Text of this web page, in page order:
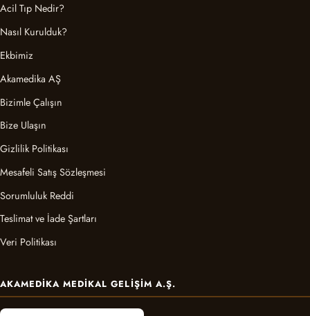
Acil Tıp Nedir?
Nasıl Kurulduk?
Ekbimiz
Akamedika AŞ
Bizimle Çalışın
Bize Ulaşın
Gizlilik Politikası
Mesafeli Satış Sözleşmesi
Sorumluluk Reddi
Teslimat ve İade Şartları
Veri Politikası
AKAMEDIKA MEDIKAL GELIŞIM A.Ş.